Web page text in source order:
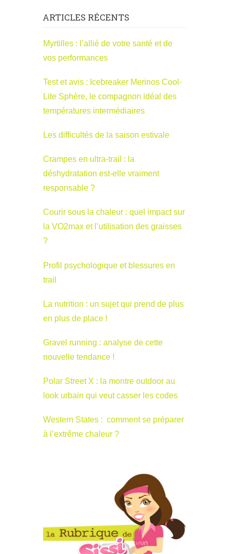
ARTICLES RÉCENTS
Myrtilles : l’allié de votre santé et de
vos performances
Test et avis : Icebreaker Merinos Cool-
Lite Sphère, le compagnon idéal des
températures intermédiaires
Les difficultés de la saison estivale
Crampes en ultra-trail : la
déshydratation est-elle vraiment
responsable ?
Courir sous la chaleur : quel impact sur
la VO2max et l’utilisation des graisses
?
Profil psychologique et blessures en
trail
La nutrition : un sujet qui prend de plus
en plus de place !
Gravel running : analyse de cette
nouvelle tendance !
Polar Street X : la montre outdoor au
look urbain qui veut casser les codes
Western States : comment se préparer
à l’extrême chaleur ?